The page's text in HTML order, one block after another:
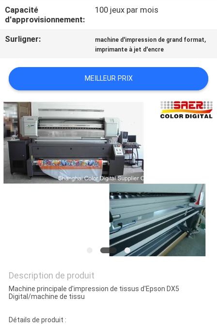
CONTACT
NOUVELLES
TOUS
LES
CAS
COMPANY
NEWS
PLAN
CONFIDENTIALITÉ
Capacité
d'approvisionnement:
100 jeux par mois
Surligner: machine d'impression de grand format,
imprimante à jet d'encre
MEILLEUR PRIX
Description de produit
Machine principale d'impression de tissus d'Epson DX5
Digital/machine de tissu
Détails de produit :